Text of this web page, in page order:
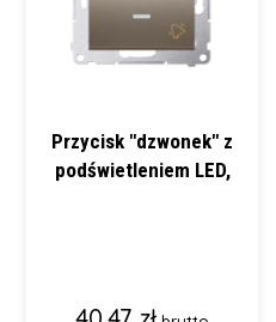
Przycisk "dzwonek" z
podświetleniem LED,